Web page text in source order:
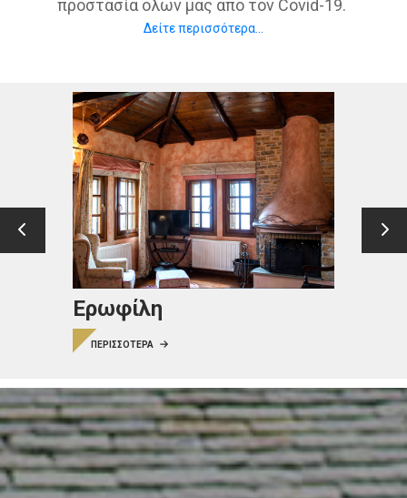
προστασία όλων μας από τον Covid-19.
Δείτε περισσότερα...
Ερωφίλη
ΠΕΡΙΣΣΟΤΕΡΑ